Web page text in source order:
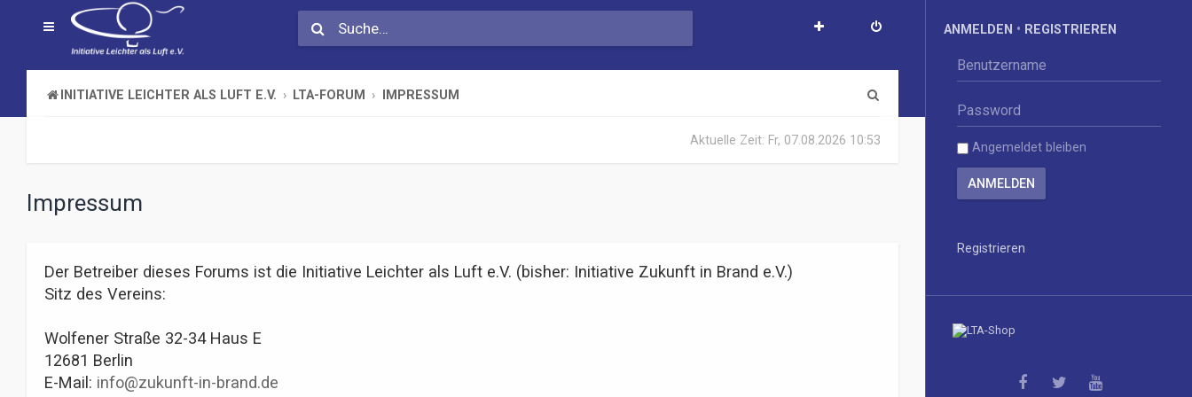
INITIATIVE LEICHTER ALS LUFT E.V. LTA-FORUM IMPRESSUM
Aktuelle Zeit: Fr, 07.08.2026 10:53
Impressum
Der Betreiber dieses Forums ist die Initiative Leichter als Luft e.V. (bisher: Initiative Zukunft in Brand e.V.)
Sitz des Vereins:
Wolfener Straße 32-34 Haus E
12681 Berlin
E-Mail: info@zukunft-in-brand.de
ANMELDEN • REGISTRIEREN
Angemeldet bleiben
Registrieren